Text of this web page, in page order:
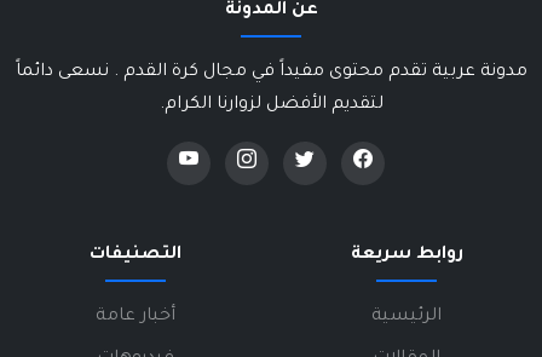
عن المدونة
مدونة عربية تقدم محتوى مفيداً في مجال كرة القدم . نسعى دائماً
لتقديم الأفضل لزوارنا الكرام.
روابط سريعة
الرئيسية
التصنيفات
أخبار عامة